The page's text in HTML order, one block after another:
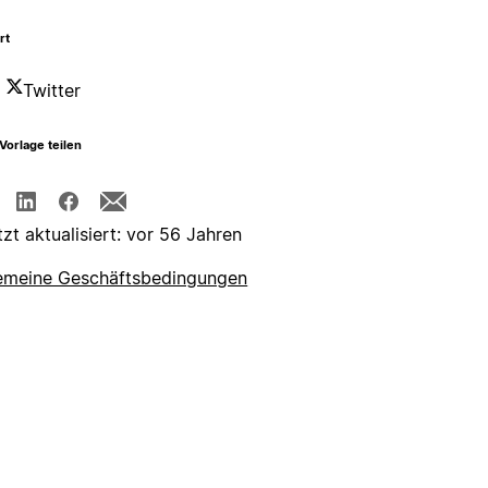
Twitter
teilen
aktualisiert: vor 56 Jahren
Geschäftsbedingungen